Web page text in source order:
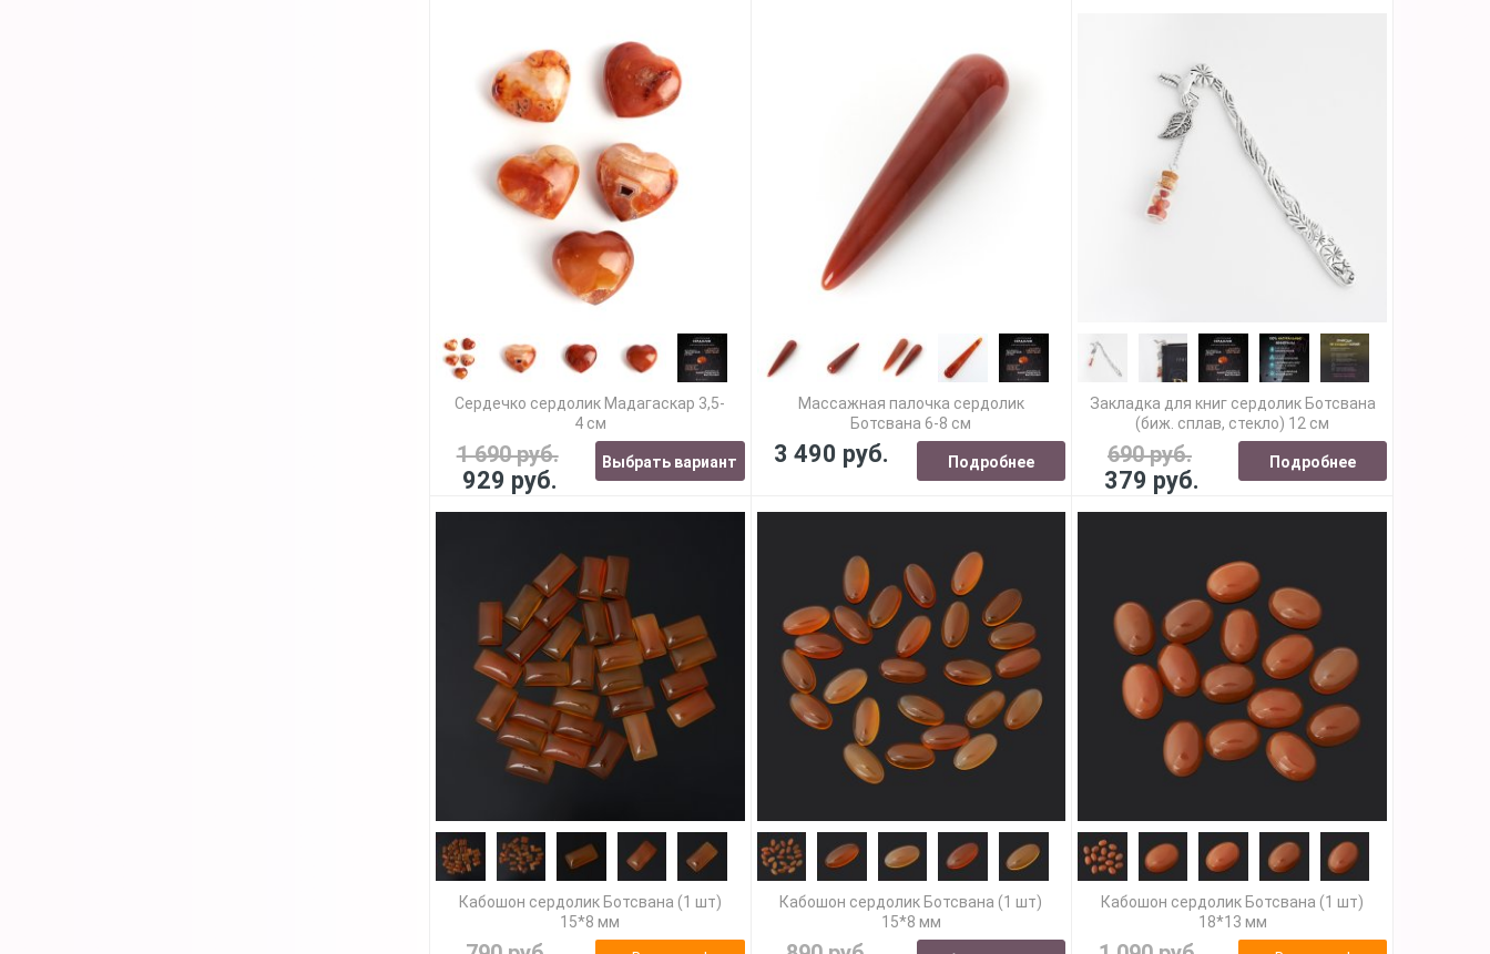
Сердечко сердолик Мадагаскар 3,5-
4 см
1 690 руб.
929 руб.
Выбрать вариант
Массажная палочка сердолик
Ботсвана 6-8 см
3 490 руб. Подробнее
Закладка для книг сердолик Ботсвана
(биж. сплав, стекло) 12 см
690 руб.
379 руб.
Подробнее
Кабошон сердолик Ботсвана (1 шт)
15*8 мм
Кабошон сердолик Ботсвана (1 шт)
15*8 мм
Кабошон сердолик Ботсвана (1 шт)
18*13 мм